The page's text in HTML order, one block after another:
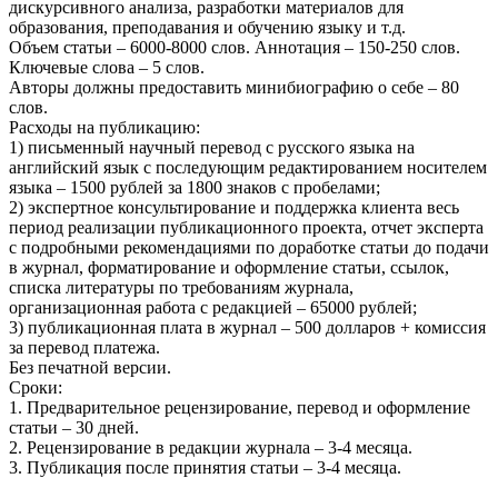
дискурсивного анализа, разработки материалов для
образования, преподавания и обучению языку и т.д.
Объем статьи – 6000-8000 слов. Аннотация – 150-250 слов.
Ключевые слова – 5 слов.
Авторы должны предоставить минибиографию о себе – 80
слов.
Расходы на публикацию:
1) письменный научный перевод с русского языка на
английский язык с последующим редактированием носителем
языка – 1500 рублей за 1800 знаков с пробелами;
2) экспертное консультирование и поддержка клиента весь
период реализации публикационного проекта, отчет эксперта
с подробными рекомендациями по доработке статьи до подачи
в журнал, форматирование и оформление статьи, ссылок,
списка литературы по требованиям журнала,
организационная работа с редакцией – 65000 рублей;
3) публикационная плата в журнал – 500 долларов + комиссия
за перевод платежа.
Без печатной версии.
Сроки:
1. Предварительное рецензирование, перевод и оформление
статьи – 30 дней.
2. Рецензирование в редакции журнала – 3-4 месяца.
3. Публикация после принятия статьи – 3-4 месяца.